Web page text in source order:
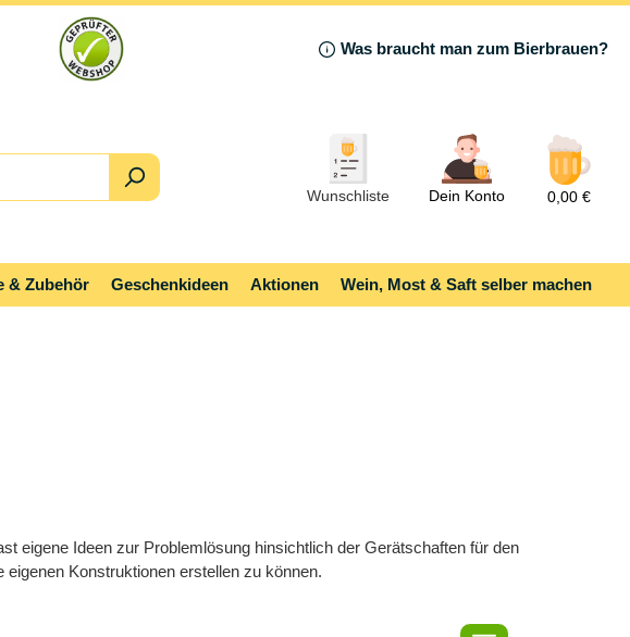
Was braucht man zum Bierbrauen?
Wunschliste Dein Konto 0,00 €
& Zubehör Geschenkideen Aktionen Wein, Most & Saft selber machen
eigene Ideen zur Problemlösung hinsichtlich der Gerätschaften für den
Konstruktionen erstellen zu können.